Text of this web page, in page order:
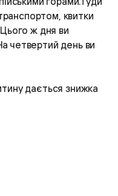
квитки
ж дня ви
четвертий день ви
дається знижка